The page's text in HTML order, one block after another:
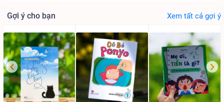
Gợi ý cho bạn Xem tất cả gợi ý